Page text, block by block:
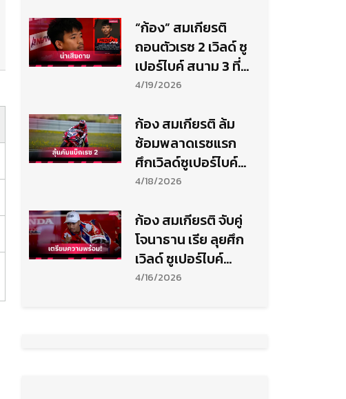
“ก้อง” สมเกียรติ
ถอนตัวเรซ 2 เวิลด์ ซู
เปอร์ไบค์ สนาม 3 ที่
เนเธอร์แลนด์
4/19/2026
ก้อง สมเกียรติ ล้ม
ซ้อมพลาดเรซแรก
ศึกเวิลด์ซูเปอร์ไบค์ที่
แอสเซ่น ลุ้นคัมแบ็ก
4/18/2026
ก้อง สมเกียรติ จับคู่
โจนาธาน เรีย ลุยศึก
เวิลด์ ซูเปอร์ไบค์
สนาม 3
4/16/2026